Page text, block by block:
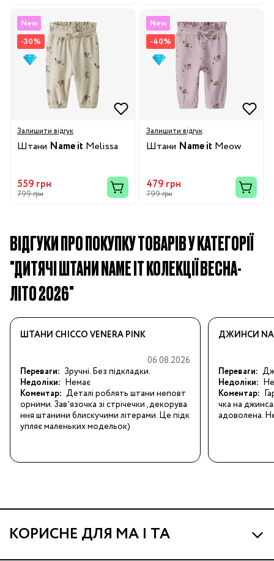
New
-30%
Залишити відгук
Штани Name it Melissa
559 грн
799 грн
New
-40%
Залишити відгук
Штани Name it Meow
479 грн
799 грн
ВІДГУКИ ПРО ПОКУПКУ ТОВАРІВ У КАТЕГОРІЇ
"ДИТЯЧІ ШТАНИ NAME IT КОЛЕКЦІЇ ВЕСНА-
ЛІТО 2026"
ШТАНИ CHICCO VENERA PINK
06.08.2026
Переваги: Зручні. Без підкладки.
Недоліки: Немає
Коментар: Деталі роблять штани неповт
орними. Завʼязочка зі стрічечки , декорува
ння штанини блискучими літерами. Це підк
упляє маленьких модельок)
ДЖИНСИ
Переваги:
Недоліки:
Коментар:
чка на
адоволена.
КОРИСНЕ ДЛЯ МА І ТА
Про МА та Маминих Асистентів